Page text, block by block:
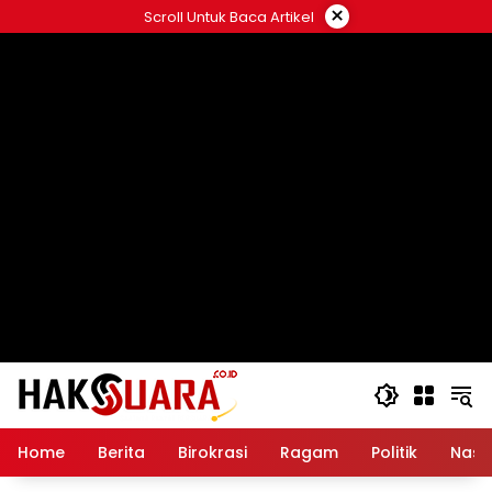
ke
Scroll Untuk Baca Artikel ×
Home Berita Birokrasi Ragam Politik